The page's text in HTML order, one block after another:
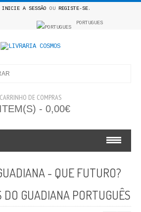
INICIE A SESSÃO OU REGISTE-SE.
PORTUGUES
CARRINHO DE COMPRAS
- 0,00€
A COLORIR
- QUE FUTURO?
DO GUADIANA PORTUGUÊS